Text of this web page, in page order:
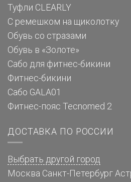
Туфли CLEARLY
С ремешком на щиколотку
Обувь со стразами
Обувь в «Золоте»
Сабо для фитнес-бикини
Фитнес-бикини
Сабо GALA01
Фитнес-пояс Tecnomed 2
ДОСТАВКА ПО РОССИИ
Выбрать другой город
Москва Санкт-Петербург